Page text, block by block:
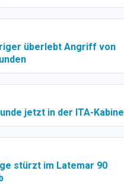
überlebt Angriff von
jetzt in der ITA-Kabine
stürzt im Latemar 90